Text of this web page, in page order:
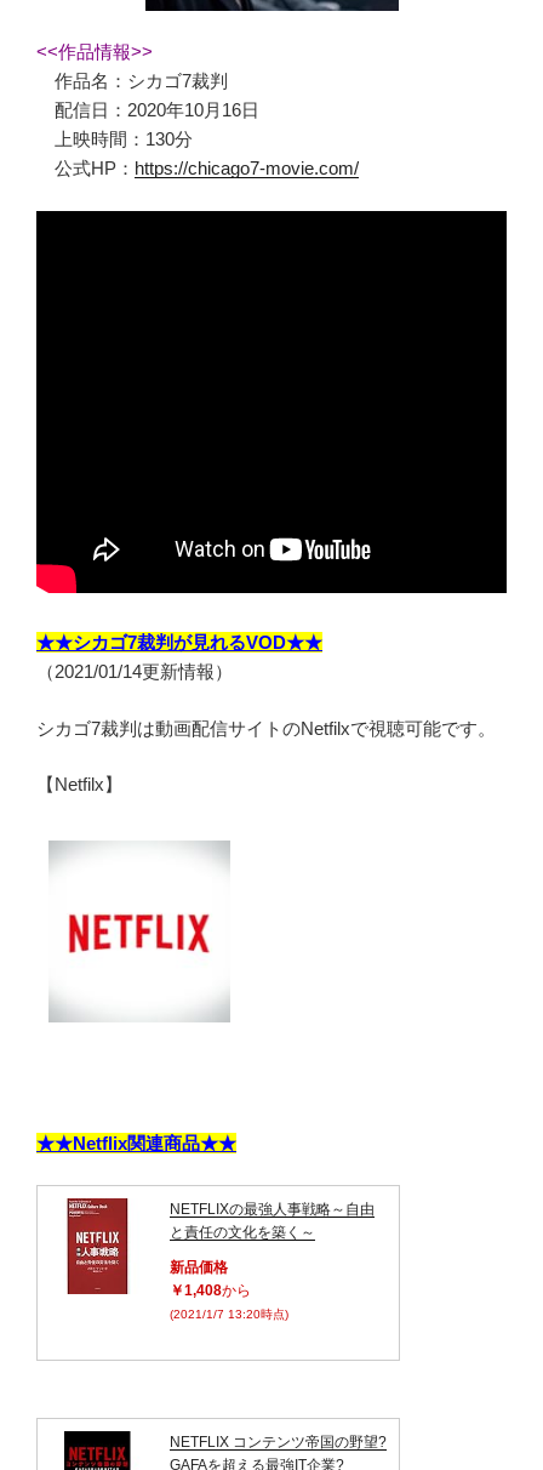
<<作品情報>>
作品名：シカゴ7裁判
配信日：2020年10月16日
上映時間：130分
公式HP： https://chicago7-movie.com/
★★シカゴ7裁判が見れるVOD★★
（2021/01/14更新情報）
シカゴ7裁判は動画配信サイトのNetfilxで視聴可能です。
【Netfilx】
★★Netflix関連商品★★
NETFLIXの最強人事戦略～自由
と責任の文化を築く～
新品価格
￥1,408から
(2021/1/7 13:20時点)
NETFLIX コンテンツ帝国の野望?
GAFAを超える最強IT企業?